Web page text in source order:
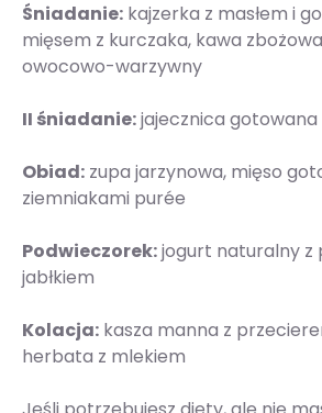
Śniadanie: kajzerka z masłem i
mięsem z kurczaka, kawa
owocowo-warzywny
II śniadanie:jajecznica
Obiad: zupa jarzynowa, mięso
ziemniakami purée
Podwieczorek:jogurt naturalny z
jabłkiem
Kolacja: kasza manna z
herbata z mlekiem